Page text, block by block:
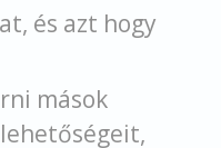
és azt hogy
mások